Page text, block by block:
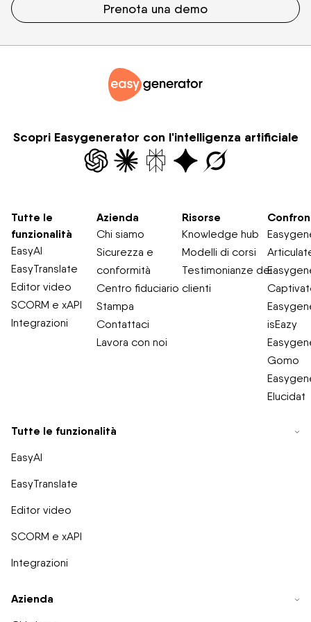
Prenota una demo
Scopri Easygenerator con l'intelligenza artificiale
Tutte le
funzionalità
EasyAI
EasyTranslate
Editor video
SCORM e xAPI
Integrazioni
Azienda
Chi siamo
Sicurezza e
conformità
Centro fiduciario
Stampa
Contattaci
Lavora con noi
Risorse
Knowledge hub
Modelli di corsi
Testimonianze dei
clienti
isEazy
Gomo
Elucidat
Tutte le funzionalità
EasyAI
EasyTranslate
Editor video
SCORM e xAPI
Integrazioni
Azienda